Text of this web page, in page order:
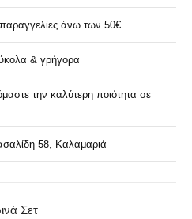
άνω των 50€
& γρήγορα
την καλύτερη ποιότητα σε
58, Καλαμαριά
Σετ